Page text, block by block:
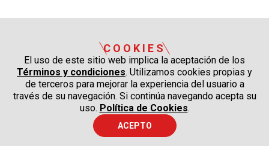
COOKIES
El uso de este sitio web implica la aceptación de los
Términos y condiciones. Utilizamos cookies propias y
de terceros para mejorar la experiencia del usuario a
través de su navegación. Si continúa navegando acepta su
uso. Política de Cookies.
ACEPTO